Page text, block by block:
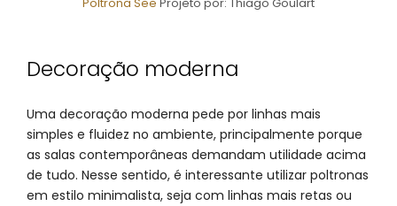
Decoração moderna
Uma decoração moderna pede por linhas mais
simples e fluidez no ambiente, principalmente porque
as salas contemporâneas demandam utilidade acima
de tudo. Nesse sentido, é interessante utilizar poltronas
em estilo minimalista, seja com linhas mais retas ou